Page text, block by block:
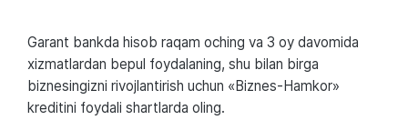
Garant bankda hisob raqam oching va 3 oy davomida
xizmatlardan bepul foydalaning, shu bilan birga
biznesingizni rivojlantirish uchun «Biznes-Hamkor»
kreditini foydali shartlarda oling.